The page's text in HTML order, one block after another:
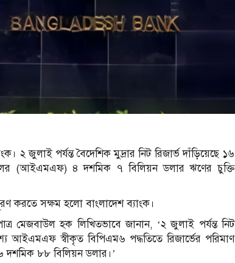
২ জুলাই পর্যন্ত বৈদেশিক মুদ্রার নিট রিজার্ভ দাঁড়িয়েছে ১৬
(আইএমএফ) ৪ দশমিক ৭ বিলিয়ন ডলার ঋণের চুক্তি
করতে সক্ষম হলো বাংলাদেশ ব্যাংক।
মেজবাউল হক লিখিতভাবে জানান, ‘২ জুলাই পর্যন্ত নিট
আইএমএফ স্বীকৃত বিপিএম৬ পদ্ধতিতে রিজার্ভের পরিমাণ
৮৮ বিলিয়ন ডলার।’